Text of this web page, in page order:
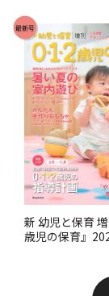
最新号
新 幼児と保育
歳児の保育』